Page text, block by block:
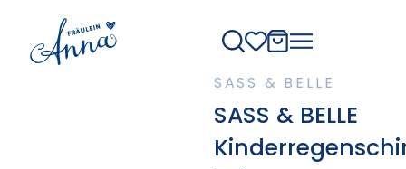
SASS & BELLE
SASS & BELLE